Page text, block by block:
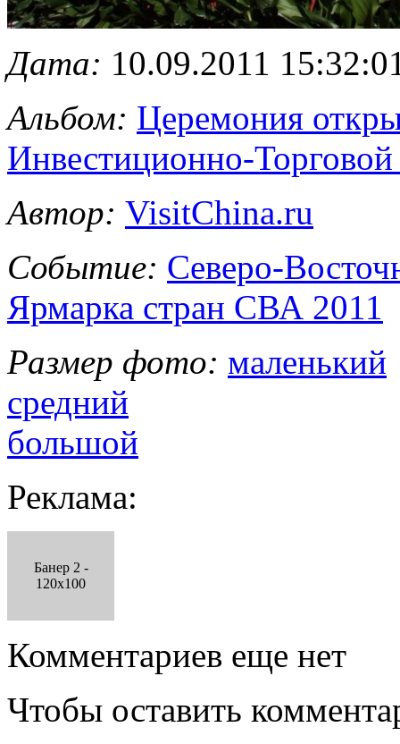
Дата: 10.09.2011
Альбом: Церемония
Инвестиционно-
Автор: VisitChina.ru
Событие: Северо-
Ярмарка стран СВА 2011
Размер фото: маленький
средний
большой
Реклама:
Банер 2 -
120x100
Комментариев еще нет
Чтобы оставить